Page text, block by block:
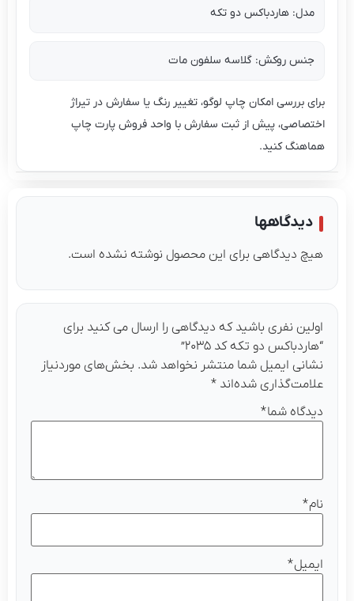
مدل: هاردباکس دو تکه
جنس روکش: گلاسه سلفون مات
بررسی امکان چاپ لوگو، تغییر رنگ یا سفارش در تیراژ
پیش از ثبت سفارش با واحد فروش پارت چاپ
کنید.
دیدگاهها
دیدگاهی برای این محصول نوشته نشده است.
نفری باشید که دیدگاهی را ارسال می کنید برای
دو تکه کد ۲۰۳۵”
ایمیل شما منتشر نخواهد شد. بخش‌های موردنیاز
شده‌اند*
شما*